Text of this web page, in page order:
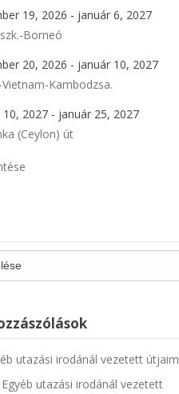
19, 2026 - január 6, 2027
Borneó
20, 2026 - január 10, 2027
Kambodzsa.
2027- január 25, 2027
(Ceylon) út
utazási irodánál vezetett útjaim
Egyéb utazási irodánál vezetett